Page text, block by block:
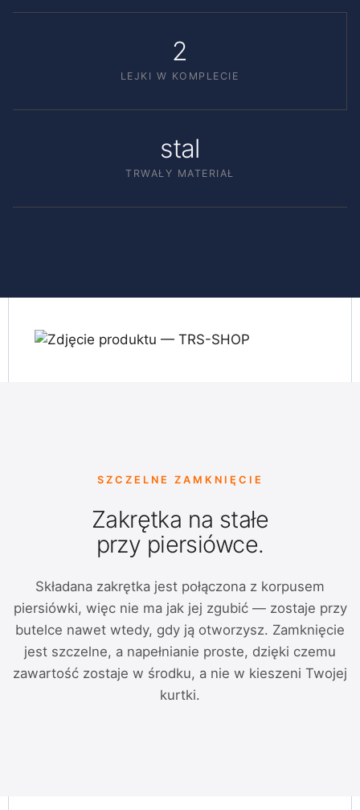
2
LEJKI W KOMPLECIE
stal
TRWAŁY MATERIAŁ
SZCZELNE ZAMKNIĘCIE
Zakrętka na stałe
przy piersiówce.
Składana zakrętka jest połączona z korpusem
piersiówki, więc nie ma jak jej zgubić — zostaje przy
butelce nawet wtedy, gdy ją otworzysz. Zamknięcie
jest szczelne, a napełnianie proste, dzięki czemu
zawartość zostaje w środku, a nie w kieszeni Twojej
kurtki.